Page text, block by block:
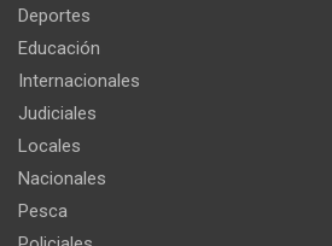
Deportes
Educación
Internacionales
Judiciales
Locales
Nacionales
Pesca